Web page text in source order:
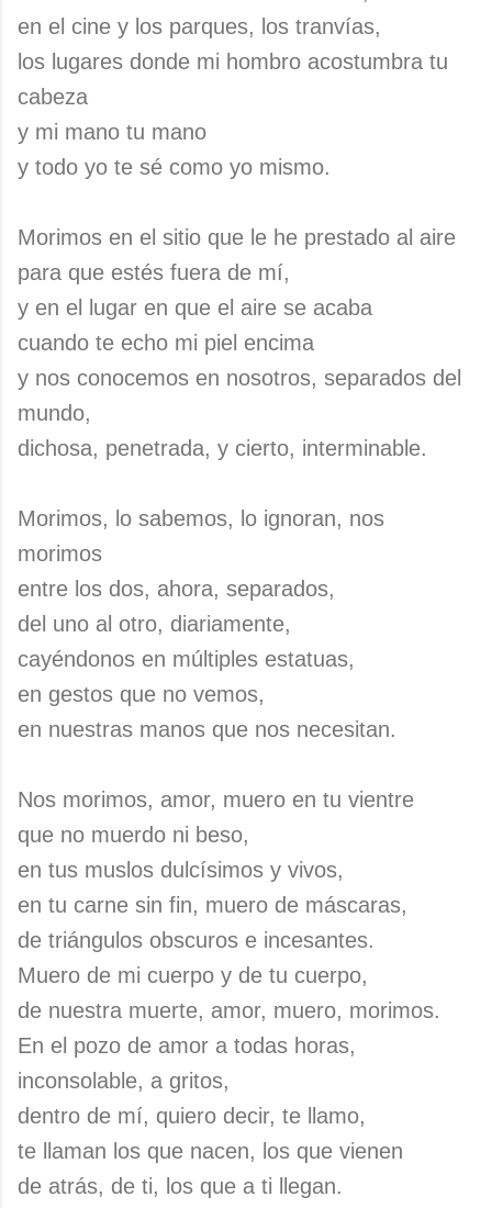
en el cine y los parques, los tranvías,
los lugares donde mi hombro acostumbra tu
cabeza
y mi mano tu mano
y todo yo te sé como yo mismo.
Morimos en el sitio que le he prestado al aire
para que estés fuera de mí,
y en el lugar en que el aire se acaba
cuando te echo mi piel encima
y nos conocemos en nosotros, separados del
mundo,
dichosa, penetrada, y cierto, interminable.
Morimos, lo sabemos, lo ignoran, nos
morimos
entre los dos, ahora, separados,
del uno al otro, diariamente,
cayéndonos en múltiples estatuas,
en gestos que no vemos,
en nuestras manos que nos necesitan.
Nos morimos, amor, muero en tu vientre
que no muerdo ni beso,
en tus muslos dulcísimos y vivos,
en tu carne sin fin, muero de máscaras,
de triángulos obscuros e incesantes.
Muero de mi cuerpo y de tu cuerpo,
de nuestra muerte, amor, muero, morimos.
En el pozo de amor a todas horas,
inconsolable, a gritos,
dentro de mí, quiero decir, te llamo,
te llaman los que nacen, los que vienen
de atrás, de ti, los que a ti llegan.